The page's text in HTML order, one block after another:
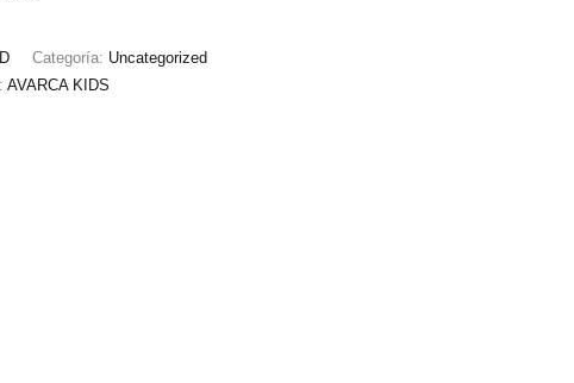
Categoría: Uncategorized
AVARCA KIDS